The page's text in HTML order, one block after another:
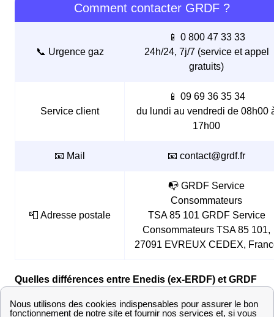
Comment contacter GRDF ?
📞 Urgence gaz
📱 0 800 47 33 33
24h/24, 7j/7 (service et appel
gratuits)
Service client
📱 09 69 36 35 34
du lundi au vendredi de 08h00
17h00
📧 Mail 📧 contact@grdf.fr
📮 Adresse postale
📭 GRDF Service
Consommateurs
TSA 85 101 GRDF Service
Consommateurs TSA 85 101,
27091 EVREUX CEDEX,
Quelles différences entre Enedis (ex-ERDF) et GRDF
Enedisest le gestionnaire de distribution d'électricité